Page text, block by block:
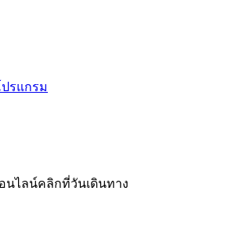
รแกรม
นไลน์คลิกที่วันเดินทาง